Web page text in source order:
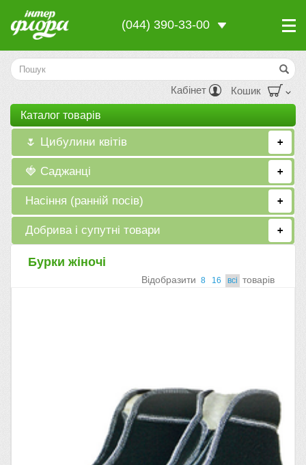
(044) 390-33-00
Кабінет Кошик
Каталог товарiв
+
🌷 Цибулини квітів
+
🍓 Саджанці
+
Насіння (ранній посів)
+
Добрива і супутні товари
Бурки жіночі
Вiдобразити 8 16 всi товарiв